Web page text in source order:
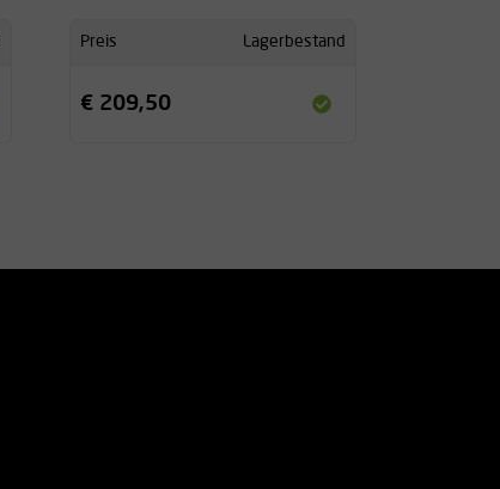
Preis Lagerbestand
€ 209,50